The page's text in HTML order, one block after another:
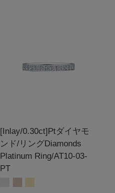
[Inlay/0.30ct]Ptダイヤモ
ンド/リングDiamonds
Platinum Ring/AT10-03-
PT